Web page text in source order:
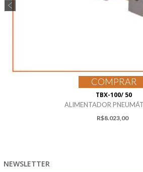
COMPRAR
TBX-100/ 50
ALIMENTADOR
R$8.023,00
NEWSLETTER